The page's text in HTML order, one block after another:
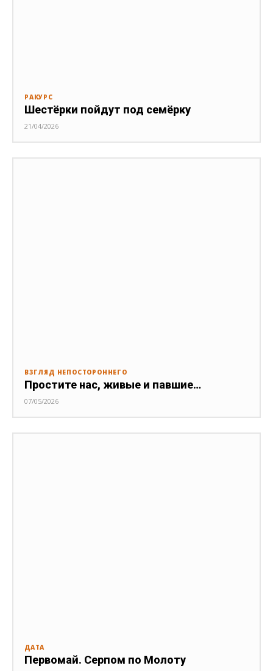
РАКУРС
Шестёрки пойдут под семёрку
21/04/2026
ВЗГЛЯД НЕПОСТОРОННЕГО
Простите нас, живые и павшие…
07/05/2026
ДАТА
Первомай. Серпом по Молоту